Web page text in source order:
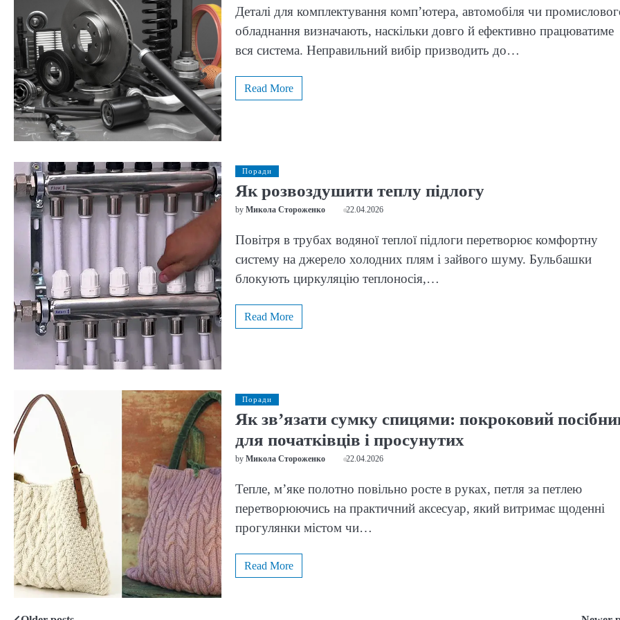
Деталі для комплектування комп’ютера, автомобіля чи
обладнання визначають, наскільки довго й ефективно працюватиме
вся система. Неправильний вибір призводить до…
Read More
Поради
Як розвоздушити теплу підлогу
by Микола Стороженко 22.04.2026
Повітря в трубах водяної теплої підлоги перетворює комфортну
систему на джерело холодних плям і зайвого шуму. Бульбашки
блокують циркуляцію теплоносія,…
Read More
Поради
Як зв’язати сумку спицями: покроковий
для початківців і просунутих
by Микола Стороженко 22.04.2026
Тепле, м’яке полотно повільно росте в руках, петля за петлею
перетворюючись на практичний аксесуар, який витримає щоденні
прогулянки містом чи…
Read More